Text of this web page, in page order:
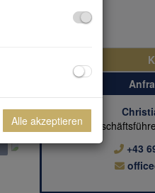
+43
Alle akzeptieren